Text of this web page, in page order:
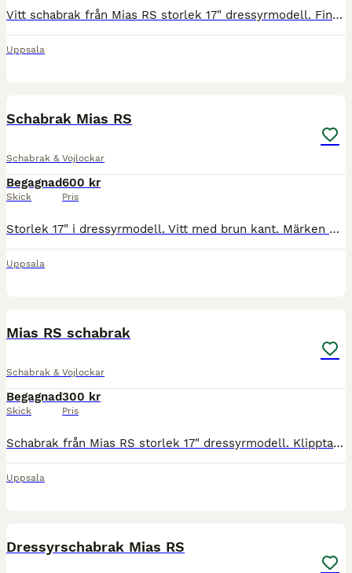
Vitt schabrak från Mias RS storlek 17" dressyrmodell. Finns märken från sadeln. ........................
Uppsala
Schabrak Mias RS
Schabrak & Vojlockar
Begagnad
Skick
600 kr
Pris
Storlek 17" i dressyrmodell. Vitt med brun kant. Märken efter sadeln finns, se bilder. ............
Uppsala
Mias RS schabrak
Schabrak & Vojlockar
Begagnad
Skick
300 kr
Pris
Schabrak från Mias RS storlek 17" dressyrmodell. Klippta stroppar ..................................
Uppsala
Dressyrschabrak Mias RS